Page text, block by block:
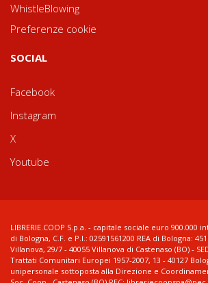
WhistleBlowing
Preferenze cookie
SOCIAL
Facebook
Instagram
X
Youtube
LIBRERIE.COOP S.p.a. - capitale sociale euro 900.000
di Bologna, C.F. e P.I.: 02591561200 REA di Bologna:
Villanova, 29/7 - 40055 Villanova di Castenaso (BO) -
Trattati Comunitari Europei 1957-2007, 13 - 40127
unipersonale sottoposta alla Direzione e